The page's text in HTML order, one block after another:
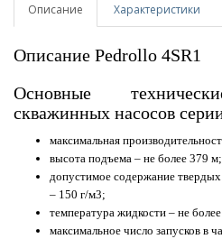
Описание Характеристики
Описание Pedrollo 4SR1
Основные
скважинных насосов
максимальная
высота подъема – не более 379 м;
допустимое содержание
– 150 г/м3;
температура жидкости – не
максимальное число запусков в